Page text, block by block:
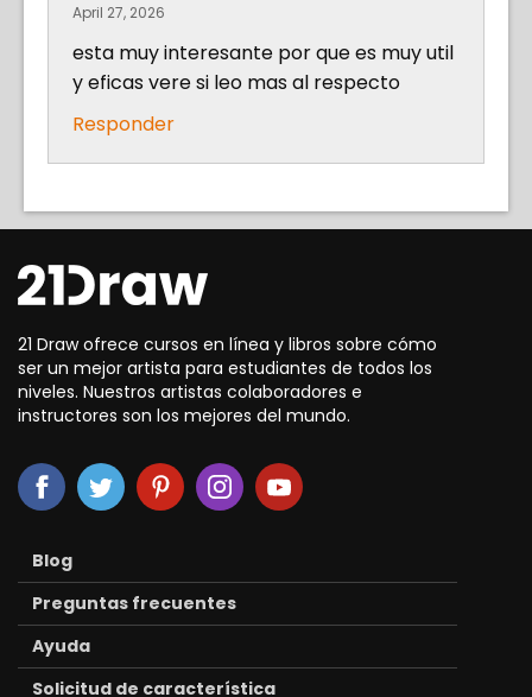
April 27, 2026
esta muy interesante por que es muy util
y eficas vere si leo mas al respecto
Responder
21 Draw ofrece cursos en línea y libros sobre cómo
ser un mejor artista para estudiantes de todos los
niveles. Nuestros artistas colaboradores e
instructores son los mejores del mundo.
Blog
Preguntas frecuentes
Ayuda
Solicitud de característica